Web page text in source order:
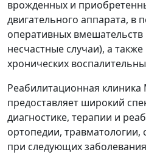
врожденных и
двигательного аппарата, в
оперативных вмешательств
несчастные случаи), а
хронических
Реабилитационная клиника
предоставляет широкий
диагностике, терапии и
ортопедии,
при следующих